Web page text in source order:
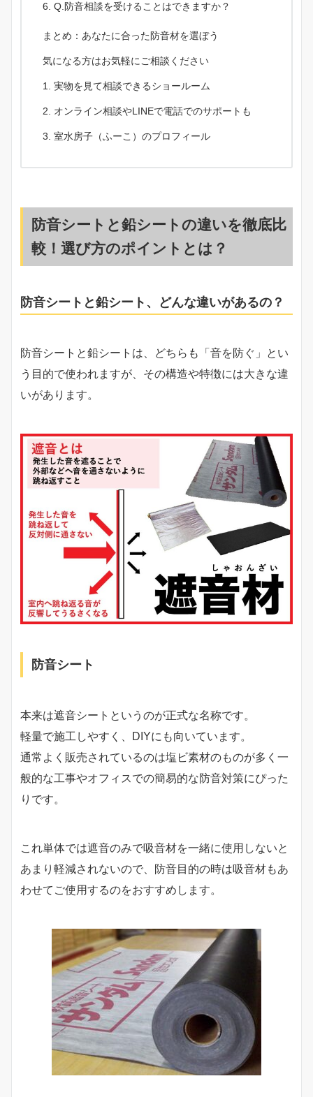
Q.防音相談を受けることはできますか？
まとめ：あなたに合った防音材を選ぼう
気になる方はお気軽にご相談ください
実物を見て相談できるショールーム
オンライン相談やLINEで電話でのサポートも
室水房子（ふーこ）のプロフィール
防音シートと鉛シートの違いを徹底比
較！選び方のポイントとは？
防音シートと鉛シート、どんな違いがあるの？
防音シートと鉛シートは、どちらも「音を防ぐ」とい
う目的で使われますが、その構造や特徴には大きな違
いがあります。
防音シート
本来は遮音シートというのが正式な名称です。
軽量で施工しやすく、DIYにも向いています。
通常よく販売されているのは塩ビ素材のものが多く一
般的な工事やオフィスでの簡易的な防音対策にぴった
りです。
これ単体では遮音のみで吸音材を一緒に使用しないと
あまり軽減されないので、防音目的の時は吸音材もあ
わせてご使用するのをおすすめします。